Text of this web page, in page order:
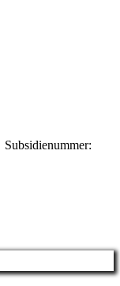
Subsidienummer: